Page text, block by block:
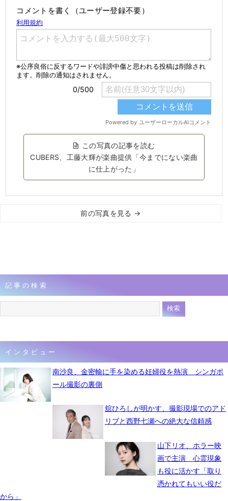
コメントを書く（ユーザー登録不要）
この写真の記事を読む
CUBERS、工藤大輝が楽曲提供「今までにない楽曲
に仕上がった」
前の写真を見る →
記事の検索
インタビュー
南沙良、金密輸に手を染める妊婦役を熱演 シンガポ
ール撮影の裏側
舘ひろしが明かす、撮影現場でのアド
リブと西野七瀬への絶大な信頼感
山下リオ、ホラー映
画で主演 心霊現象
も役に活かす「取り
憑かれてもいい役だ
から」